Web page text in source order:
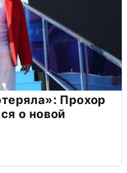
Прохор
о новой